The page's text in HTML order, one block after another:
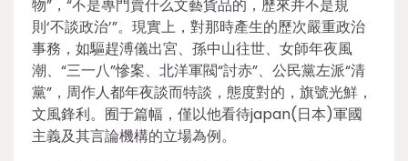
物”，“不是專門賣什么文藝貨品的，歷來并不是規
則‘不談政治’”。現實上，對那時產生的歷次嚴重政治
事務，如驅趕溥儀出宮、孫中山往世、女師年夜風
潮、“三一八”慘案、北洋軍閥“討赤”、公民黨左派“清
黨”，周作人都年夜談而特談，態度對的，旗號光鮮，
文風鋒利。囿于篇幅，僅以他看待japan(日本)軍國
主義及其言論機構的立場為例。